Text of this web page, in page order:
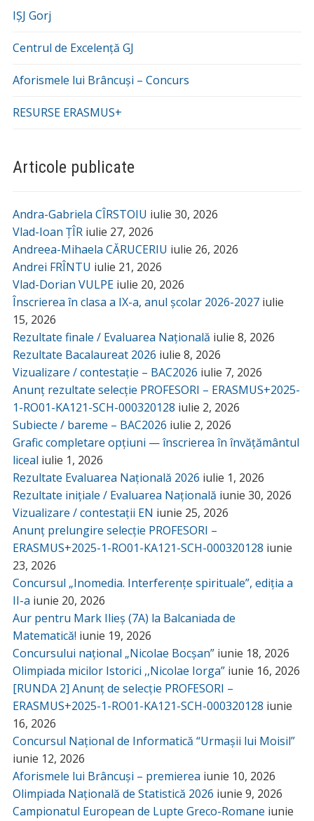
IȘJ Gorj
Centrul de Excelență GJ
Aforismele lui Brâncuși – Concurs
RESURSE ERASMUS+
Articole publicate
Andra-Gabriela CÎRSTOIU iulie 30, 2026
Vlad-Ioan ȚÎR iulie 27, 2026
Andreea-Mihaela CĂRUCERIU iulie 26, 2026
Andrei FRÎNTU iulie 21, 2026
Vlad-Dorian VULPE iulie 20, 2026
Înscrierea în clasa a IX-a, anul școlar 2026-2027 iulie
15, 2026
Rezultate finale / Evaluarea Națională iulie 8, 2026
Rezultate Bacalaureat 2026 iulie 8, 2026
Vizualizare / contestație – BAC2026 iulie 7, 2026
Anunț rezultate selecție PROFESORI – ERASMUS+2025-
1-RO01-KA121-SCH-000320128 iulie 2, 2026
Subiecte / bareme – BAC2026 iulie 2, 2026
Grafic completare opțiuni — înscrierea în învățământul
liceal iulie 1, 2026
Rezultate Evaluarea Națională 2026 iulie 1, 2026
Rezultate inițiale / Evaluarea Națională iunie 30, 2026
Vizualizare / contestații EN iunie 25, 2026
Anunț prelungire selecție PROFESORI –
ERASMUS+2025-1-RO01-KA121-SCH-000320128 iunie
23, 2026
Concursul „Inomedia. Interferențe spirituale”, ediția a
II-a iunie 20, 2026
Aur pentru Mark Ilieș (7A) la Balcaniada de
Matematică! iunie 19, 2026
Concursului național „Nicolae Bocșan” iunie 18, 2026
Olimpiada micilor Istorici ,,Nicolae Iorga” iunie 16, 2026
[RUNDA 2] Anunț de selecție PROFESORI –
ERASMUS+2025-1-RO01-KA121-SCH-000320128 iunie
16, 2026
Concursul Național de Informatică “Urmașii lui Moisil”
iunie 12, 2026
Aforismele lui Brâncuși – premierea iunie 10, 2026
Olimpiada Națională de Statistică 2026 iunie 9, 2026
Campionatul European de Lupte Greco-Romane iunie